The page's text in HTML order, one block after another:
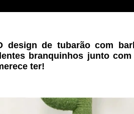
design de tubarão com
branquinhos junto
ter!